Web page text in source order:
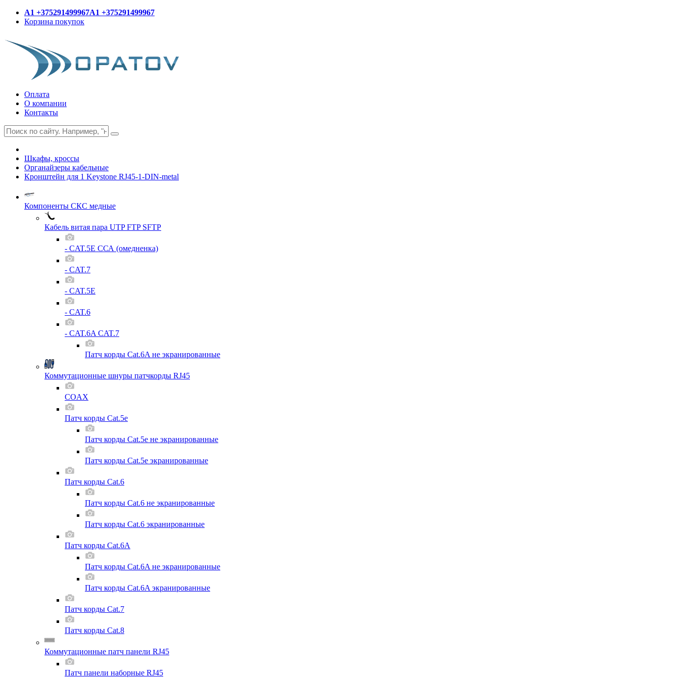
A1 +375291499967A1 +375291499967
Корзина покупок
Оплата
О компании
Контакты
Шкафы, кроссы
Органайзеры кабельные
Кронштейн для 1 Keystone RJ45-1-DIN-metal
Компоненты СКС медные
Кабель витая пара UTP FTP SFTP
- CAT.5E ССА (омедненка)
- CAT.7
- CAT.5E
- CAT.6
- CAT.6A CAT.7
Патч корды Cat.6A не экранированные
Коммутационные шнуры патчкорды RJ45
COAX
Патч корды Cat.5e
Патч корды Cat.5e не экранированные
Патч корды Cat.5e экранированные
Патч корды Cat.6
Патч корды Cat.6 не экранированные
Патч корды Cat.6 экранированные
Патч корды Cat.6A
Патч корды Cat.6A не экранированные
Патч корды Cat.6A экранированные
Патч корды Cat.7
Патч корды Cat.8
Коммутационные патч панели RJ45
Патч панели наборные RJ45